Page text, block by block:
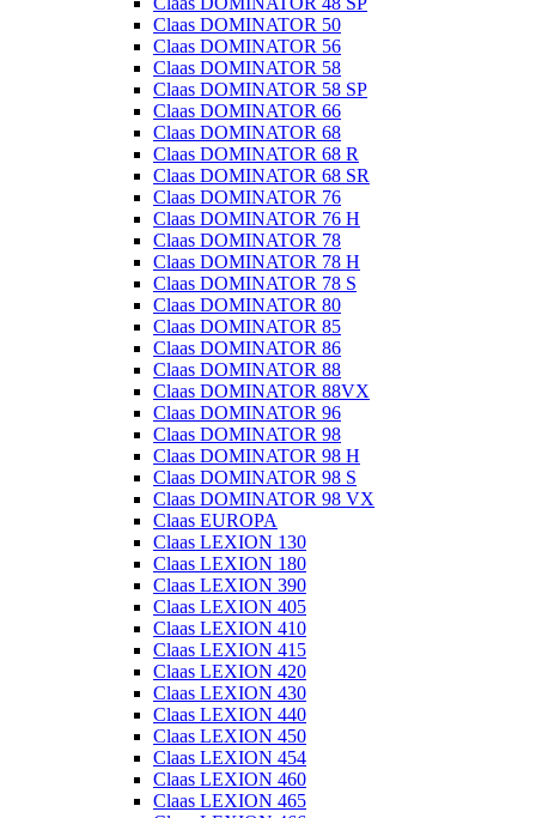
Claas DOMINATOR 50
Claas DOMINATOR 56
Claas DOMINATOR 58
Claas DOMINATOR 58 SP
Claas DOMINATOR 66
Claas DOMINATOR 68
Claas DOMINATOR 68 R
Claas DOMINATOR 68 SR
Claas DOMINATOR 76
Claas DOMINATOR 76 H
Claas DOMINATOR 78
Claas DOMINATOR 78 H
Claas DOMINATOR 78 S
Claas DOMINATOR 80
Claas DOMINATOR 85
Claas DOMINATOR 86
Claas DOMINATOR 88
Claas DOMINATOR 88VX
Claas DOMINATOR 96
Claas DOMINATOR 98
Claas DOMINATOR 98 H
Claas DOMINATOR 98 S
Claas DOMINATOR 98 VX
Claas EUROPA
Claas LEXION 130
Claas LEXION 180
Claas LEXION 390
Claas LEXION 405
Claas LEXION 410
Claas LEXION 415
Claas LEXION 420
Claas LEXION 430
Claas LEXION 440
Claas LEXION 450
Claas LEXION 454
Claas LEXION 460
Claas LEXION 465